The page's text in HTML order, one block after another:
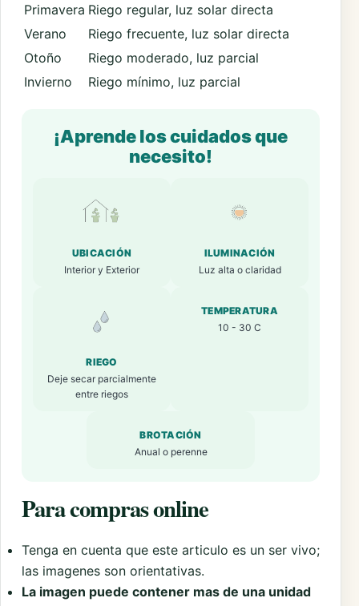
Primavera Riego regular, luz solar directa
Verano
Riego frecuente, luz solar directa
Otoño
Riego moderado, luz parcial
Invierno
Riego mínimo, luz parcial
¡Aprende los cuidados que
necesito!
UBICACIÓN
Interior y Exterior
ILUMINACIÓN
Luz alta o claridad
RIEGO
Deje secar parcialmente
entre riegos
TEMPERATURA
10 - 30 C
BROTACIÓN
Anual o perenne
Para compras online
Tenga en cuenta que este articulo es un ser vivo;
las imagenes son orientativas.
La imagen puede contener mas de una unidad